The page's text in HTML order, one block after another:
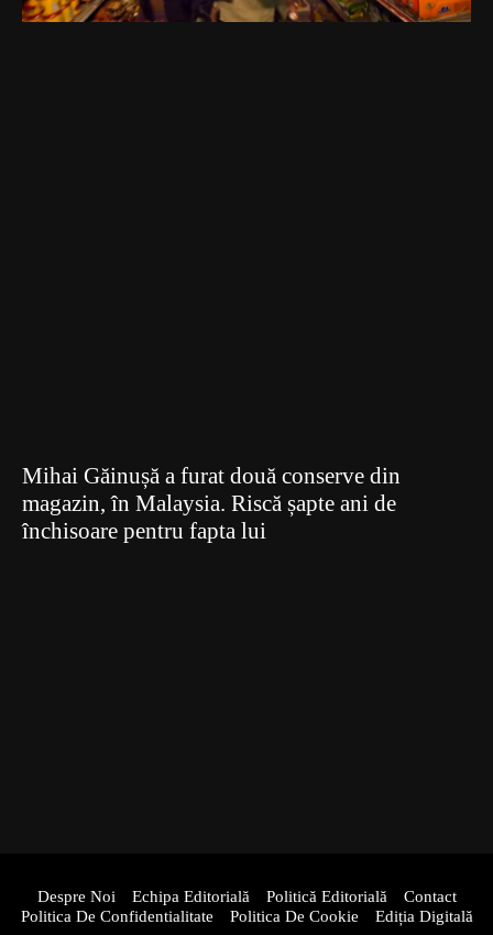
Mihai Găinușă a furat două conserve din
magazin, în Malaysia. Riscă șapte ani de
închisoare pentru fapta lui
Despre Noi Echipa Editorială Politică Editorială
Contact
Politica De Confidentialitate
Politica De Cookie Ediția Digitală